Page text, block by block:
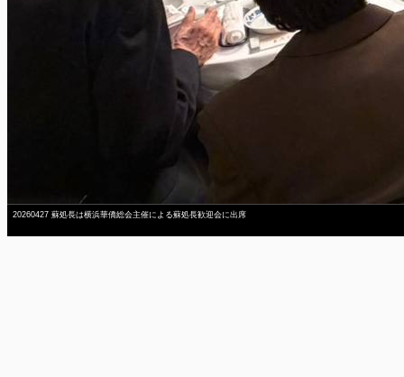
20260427 蘇処長は横浜華僑総会主催による蘇処長歓迎会に出席